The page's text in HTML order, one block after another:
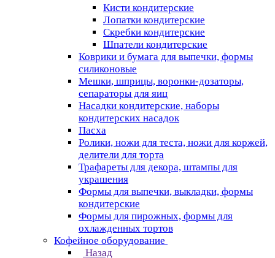
Кисти кондитерские
Лопатки кондитерские
Скребки кондитерские
Шпатели кондитерские
Коврики и бумага для выпечки, формы
силиконовые
Мешки, шприцы, воронки-дозаторы,
сепараторы для яиц
Насадки кондитерские, наборы
кондитерских насадок
Пасха
Ролики, ножи для теста, ножи для коржей,
делители для торта
Трафареты для декора, штампы для
украшения
Формы для выпечки, выкладки, формы
кондитерские
Формы для пирожных, формы для
охлажденных тортов
Кофейное оборудование
Назад